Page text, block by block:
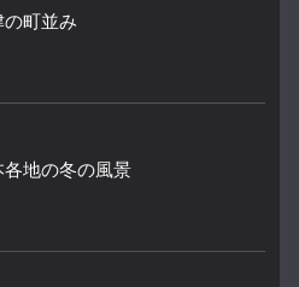
の町並み
各地の冬の風景